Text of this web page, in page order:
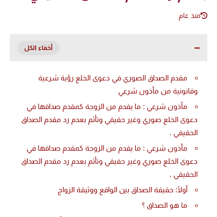
منذ عام
مقدم الصداق الصوري في دعوى الخلع رؤية شرعية
وقانونية من مأذون شرعي
مأذون شرعي : ما يقدم من الزوجة كمقدم صداقها في
دعوى الخلع صوري وغير حقيقي وتأثم بعدم رد مقدم الصداق
الحقيقي .
مأذون شرعي : ما يقدم من الزوجة كمقدم صداقها في
دعوى الخلع صوري وغير حقيقي وتأثم بعدم رد مقدم الصداق
الحقيقي .
أولًا: حقيقة الصداق بين الواقع ووثيقة الزواج
ما هو الصداق ؟